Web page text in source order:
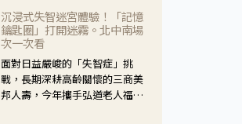
人杰藥師表示，這三款藥物目
的、作用、風險各有不同，管制
與否所帶來的後許影響也不同，
可先了解其特性。
沉浸式失智迷宮體驗！「記憶
鑰匙圈」打開迷霧。北中南場
次一次看
面對日益嚴峻的「失智症」挑
戰，長期深耕高齡關懷的三商美
邦人壽，今年攜手弘道老人福利